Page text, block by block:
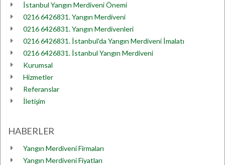
İstanbul Yangın Merdiveni Önemi
0216 6426831. Yangın Merdiveni
0216 6426831. Yangın Merdivenleri
0216 6426831. İstanbul'da Yangın Merdiveni İmalatı
0216 6426831. İstanbul Yangın Merdiveni
Kurumsal
Hizmetler
Referanslar
İletişim
HABERLER
Yangın Merdiveni Firmaları
Yangın Merdiveni Fiyatları